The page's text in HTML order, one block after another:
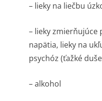
– lieky na liečbu
– lieky zmierňujúce
napätia, lieky na
psychóz (ťažké
– alkohol